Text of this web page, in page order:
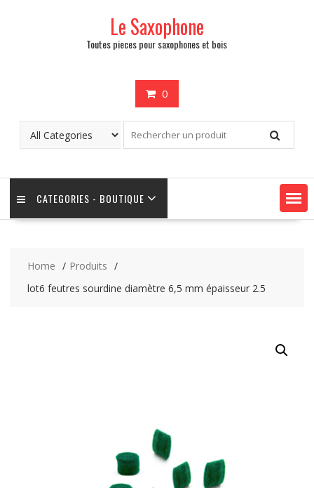
Le Saxophone
Toutes pieces pour saxophones et bois
0
CATEGORIES - BOUTIQUE
Home
Produits
lot6 feutres sourdine diamètre 6,5 mm épaisseur 2.5